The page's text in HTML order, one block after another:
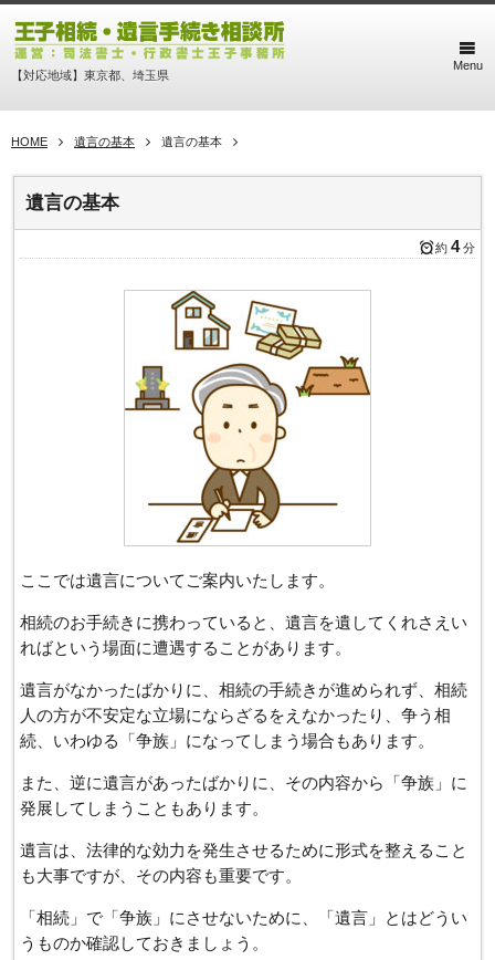
【対応地域】東京都、埼玉県
Menu
HOME 遺言の基本 遺言の基本
遺言の基本
約 4分
ここでは遺⾔についてご案内いたします。
相続のお手続きに携わっていると、遺言を遺してくれさえい
ればという場面に遭遇することがあります。
遺言がなかったばかりに、相続の手続きが進められず、相続
人の方が不安定な立場にならざるをえなかったり、争う相
続、いわゆる「争族」になってしまう場合もあります。
また、逆に遺言があったばかりに、その内容から「争族」に
発展してしまうこともあります。
遺言は、法律的な効力を発生させるために形式を整えること
も大事ですが、その内容も重要です。
「相続」で「争族」にさせないために、「遺⾔」とはどうい
うものか確認しておきましょう。